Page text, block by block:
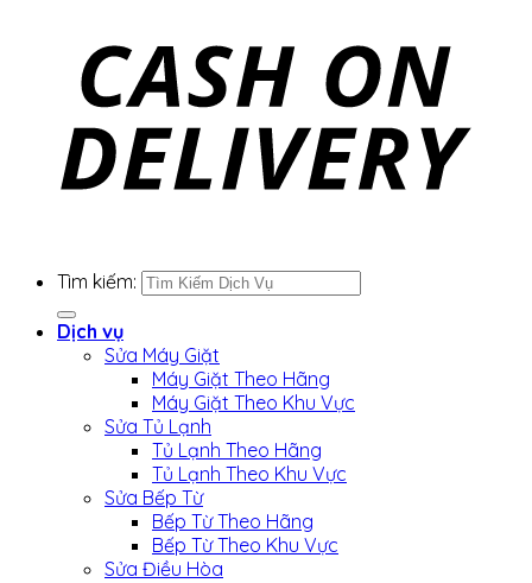
Tìm kiếm:
Dịch vụ
Sửa Máy Giặt
Máy Giặt Theo Hãng
Máy Giặt Theo Khu Vực
Sửa Tủ Lạnh
Tủ Lạnh Theo Hãng
Tủ Lạnh Theo Khu Vực
Sửa Bếp Từ
Bếp Từ Theo Hãng
Bếp Từ Theo Khu Vực
Sửa Điều Hòa